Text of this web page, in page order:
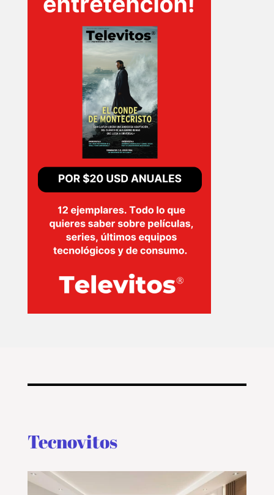
INICIO
PELICULAS
SERIES
TECNOVITOS
PLUS
EVENTOS
Tecnovitos